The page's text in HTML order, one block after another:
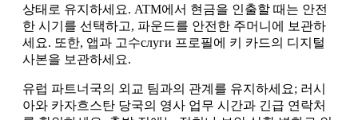
상태로 유지하세요. ATM에서 현금을 인출할 때는 안전
한 시기를 선택하고, 파운드를 안전한 주머니에 보관하
세요. 또한, 앱과 고수слуги 프로필에 키 카드의 디지털
사본을 보관하세요.
유럽 파트너국의 외교 팀과의 관계를 유지하세요; 러시
아와 카자흐스탄 당국의 영사 업무 시간과 긴급 연락처